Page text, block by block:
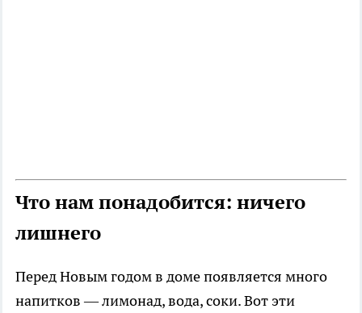
Что нам понадобится: ничего
лишнего
Перед Новым годом в доме появляется много
напитков — лимонад, вода, соки. Вот эти